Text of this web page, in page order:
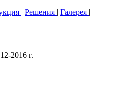
| Решения | Галерея |
2016 г.